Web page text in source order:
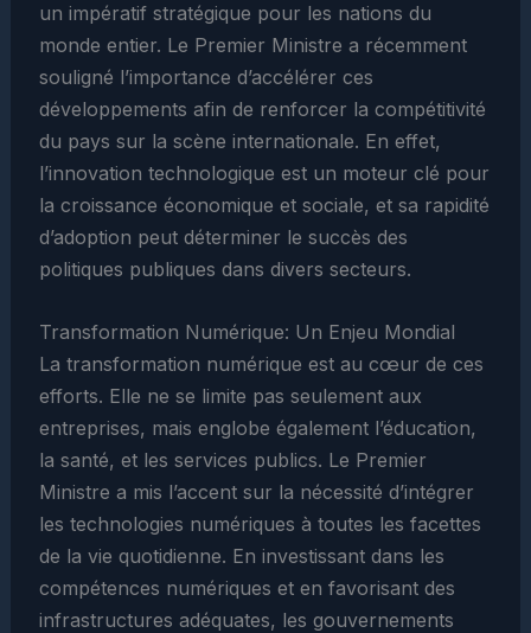
un impératif stratégique pour les nations du
monde entier. Le Premier Ministre a récemment
souligné l’importance d’accélérer ces
développements afin de renforcer la compétitivité
du pays sur la scène internationale. En effet,
l’innovation technologique est un moteur clé pour
la croissance économique et sociale, et sa rapidité
d’adoption peut déterminer le succès des
politiques publiques dans divers secteurs.
Transformation Numérique: Un Enjeu Mondial
La transformation numérique est au cœur de ces
efforts. Elle ne se limite pas seulement aux
entreprises, mais englobe également l’éducation,
la santé, et les services publics. Le Premier
Ministre a mis l’accent sur la nécessité d’intégrer
les technologies numériques à toutes les facettes
de la vie quotidienne. En investissant dans les
compétences numériques et en favorisant des
infrastructures adéquates, les gouvernements